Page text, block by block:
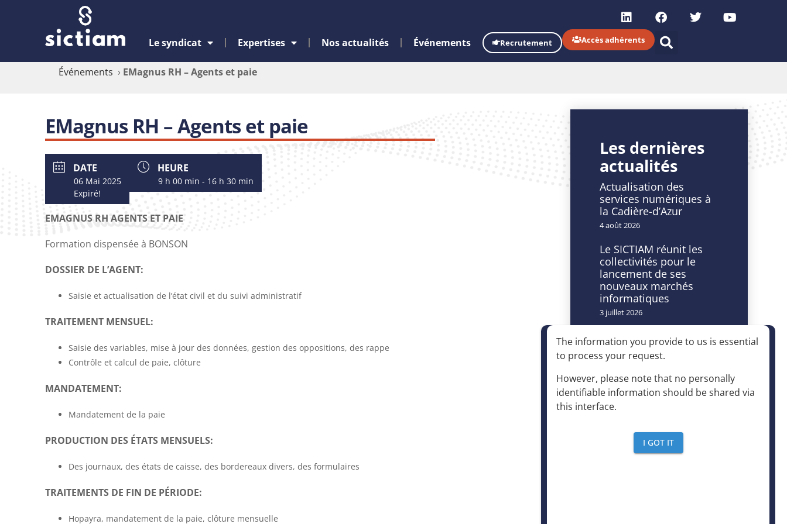
Le syndicat Expertises Nos actualités Événements Recrutement Accès adhérents
Événements › EMagnus RH – Agents et paie
EMagnus RH – Agents et paie
DATE
06 Mai 2025
Expiré!
HEURE
9 h 00 min - 16 h 30 min
EMAGNUS RH AGENTS ET PAIE
Formation dispensée à BONSON
DOSSIER DE L’AGENT:
Saisie et actualisation de l’état civil et du suivi administratif
TRAITEMENT MENSUEL:
Saisie des variables, mise à jour des données, gestion des oppositions, des rappe
Contrôle et calcul de paie, clôture
MANDATEMENT:
Mandatement de la paie
PRODUCTION DES ÉTATS MENSUELS:
Des journaux, des états de caisse, des bordereaux divers, des formulaires
TRAITEMENTS DE FIN DE PÉRIODE:
Hopayra, mandatement de la paie, clôture mensuelle
Les dernières
actualités
Actualisation des
services numériques à
la Cadière-d’Azur
4 août 2026
Le SICTIAM réunit les
collectivités pour le
lancement de ses
nouveaux marchés
informatiques
3 juillet 2026
Caméras à lecture
automatisée de
plaques
d’immatriculation et
accès à la déchèterie :
un dispositif autorisé à
condition d’être
4 juin 2026
The information you provide to us is essential
to process your request.
However, please note that no personally
identifiable information should be shared via
this interface.
I GOT IT